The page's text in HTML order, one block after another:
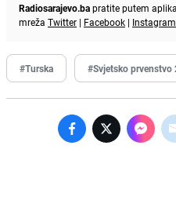
Radiosarajevo.bapratite putem
mreža Twitter | Facebook | Instagram
#Turska #Svjetsko prvenstvo